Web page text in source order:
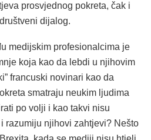
prosvjednog pokreta, čak i
dijalog.
medijskim profesionalcima je
koja kao da lebdi u njihovim
francuski novinari kao da
smatraju neukim ljudima
po volji i kao takvi nisu
razumiju njihovi zahtjevi? Nešto